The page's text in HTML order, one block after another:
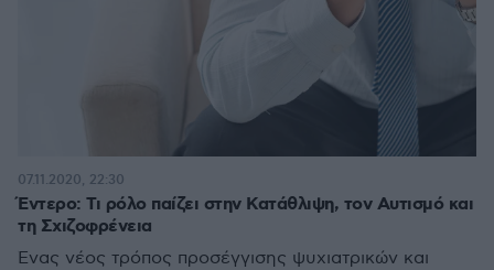
Έντερο: Τι ρόλο παίζει στην Κατάθλιψη, τον Αυτισμό και
τη Σχιζοφρένεια
Ένας νέος τρόπος προσέγγισης ψυχιατρικών και
07.11.2020, 22:30